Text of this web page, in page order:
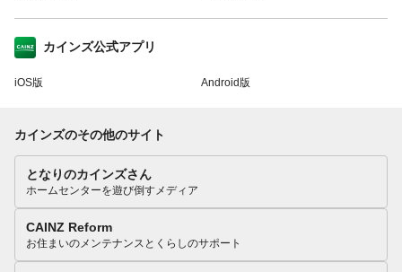
カインズ公式アプリ
iOS版 Android版
カインズのその他のサイト
となりのカインズさん
ホームセンターを遊び倒すメディア
CAINZ Reform
お住まいのメンテナンスとくらしのサポート